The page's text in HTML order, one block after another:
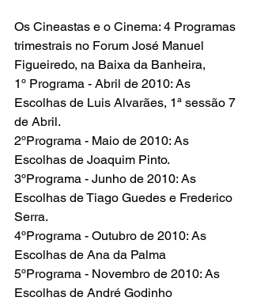
Os Cineastas e o Cinema: 4 Programas
trimestrais no Forum José Manuel
Figueiredo, na Baixa da Banheira,
1º Programa - Abril de 2010: As
Escolhas de Luis Alvarães, 1ª sessão 7
de Abril.
2ºPrograma - Maio de 2010: As
Escolhas de Joaquim Pinto.
3ºPrograma - Junho de 2010: As
Escolhas de Tiago Guedes e Frederico
Serra.
4ºPrograma - Outubro de 2010: As
Escolhas de Ana da Palma
5ºPrograma - Novembro de 2010: As
Escolhas de André Godinho